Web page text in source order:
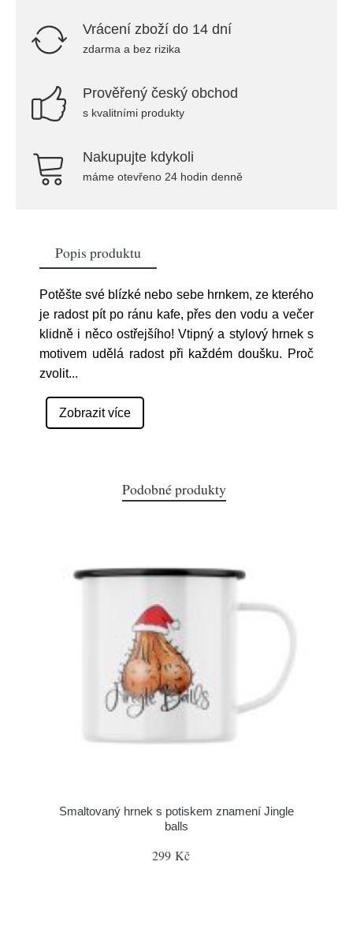
Vrácení zboží do 14 dní
zdarma a bez rizika
Prověřený český obchod
s kvalitními produkty
Nakupujte kdykoli
máme otevřeno 24 hodin denně
Popis produktu
Potěšte své blízké nebo sebe hrnkem, ze kterého
je radost pít po ránu kafe, přes den vodu a večer
klidně i něco ostřejšího! Vtipný a stylový hrnek s
motivem udělá radost při každém doušku. Proč
zvolit...
Zobrazit více
Podobné produkty
Smaltovaný hrnek s potiskem znamení Jingle
balls
299 Kč